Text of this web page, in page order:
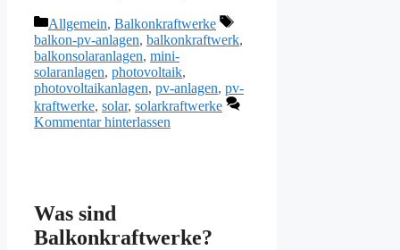
Kategorien
Allgemein, Balkonkraftwerke
Schlagwörter
balkon-pv-anlagen, balkonkraftwerk,
balkonsolaranlagen, mini-
solaranlagen, photovoltaik,
photovoltaikanlagen, pv-anlagen, pv-
kraftwerke, solar, solarkraftwerke
Kommentar hinterlassen
Was sind
Balkonkraftwerke?